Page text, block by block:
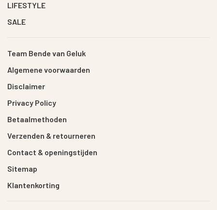
LIFESTYLE
SALE
Team Bende van Geluk
Algemene voorwaarden
Disclaimer
Privacy Policy
Betaalmethoden
Verzenden & retourneren
Contact & openingstijden
Sitemap
Klantenkorting